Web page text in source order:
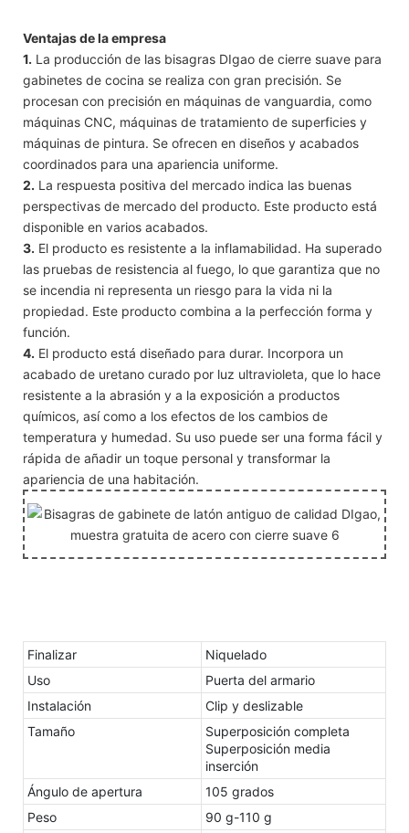
Ventajas de la empresa
1. La producción de las bisagras DIgao de cierre suave para
gabinetes de cocina se realiza con gran precisión. Se
procesan con precisión en máquinas de vanguardia, como
máquinas CNC, máquinas de tratamiento de superficies y
máquinas de pintura. Se ofrecen en diseños y acabados
coordinados para una apariencia uniforme.
2. La respuesta positiva del mercado indica las buenas
perspectivas de mercado del producto. Este producto está
disponible en varios acabados.
3. El producto es resistente a la inflamabilidad. Ha superado
las pruebas de resistencia al fuego, lo que garantiza que no
se incendia ni representa un riesgo para la vida ni la
propiedad. Este producto combina a la perfección forma y
función.
4. El producto está diseñado para durar. Incorpora un
acabado de uretano curado por luz ultravioleta, que lo hace
resistente a la abrasión y a la exposición a productos
químicos, así como a los efectos de los cambios de
temperatura y humedad. Su uso puede ser una forma fácil y
rápida de añadir un toque personal y transformar la
apariencia de una habitación.
Finalizar
Niquelado
Uso
Puerta del armario
Instalación
Clip y deslizable
Tamaño
Superposición completa
Superposición media
inserción
Ángulo de apertura
105 grados
Peso
90 g-110 g